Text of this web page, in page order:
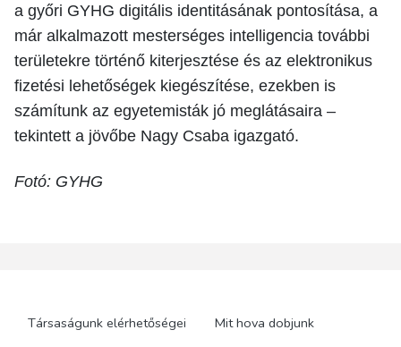
a győri GYHG digitális identitásának pontosítása, a
már alkalmazott mesterséges intelligencia további
területekre történő kiterjesztése és az elektronikus
fizetési lehetőségek kiegészítése, ezekben is
számítunk az egyetemisták jó meglátásaira –
tekintett a jövőbe Nagy Csaba igazgató.
Fotó: GYHG
Társaságunk elérhetőségei
Mit hova dobjunk